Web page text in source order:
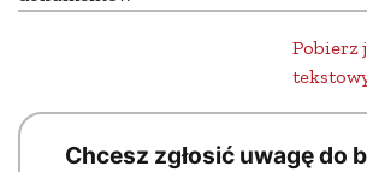
Pobierz
Chcesz zgłosić uwagę do